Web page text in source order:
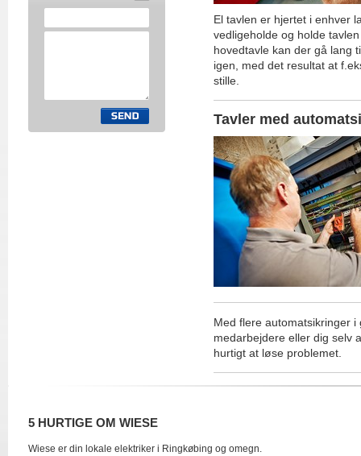
El tavlen er hjertet i enhver
vedligeholde og holde
hovedtavle kan der gå lang
igen, med det resultat at
stille.
Tavler med
Med flere automatsikringer
medarbejdere eller dig selv
hurtigt at løse problemet.
5 HURTIGE OM WIESE
Wiese er din lokale elektriker i Ringkøbing og omegn.